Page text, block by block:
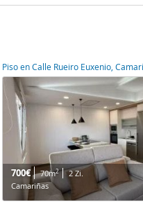
Piso en Calle Rueiro Euxenio,
700€ 70m2
2 Zi.
Camariñas